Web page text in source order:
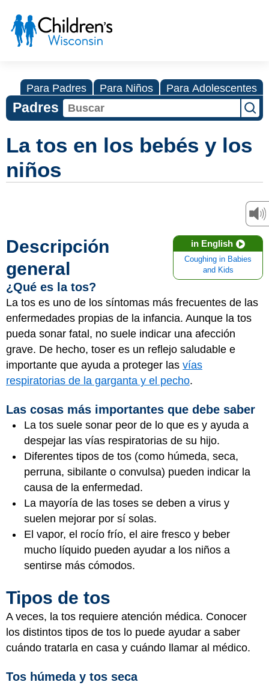
Para Padres Para Niños Para Adolescentes
Padres
La tos en los bebés y los
niños
in English
Coughing in Babies
and Kids
Descripción
general
¿Qué es la tos?
La tos es uno de los síntomas más frecuentes de las
enfermedades propias de la infancia. Aunque la tos
pueda sonar fatal, no suele indicar una afección
grave. De hecho, toser es un reflejo saludable e
importante que ayuda a proteger las vías
respiratorias de la garganta y el pecho.
Las cosas más importantes que debe saber
La tos suele sonar peor de lo que es y ayuda a
despejar las vías respiratorias de su hijo.
Diferentes tipos de tos (como húmeda, seca,
perruna, sibilante o convulsa) pueden indicar la
causa de la enfermedad.
La mayoría de las toses se deben a virus y
suelen mejorar por sí solas.
El vapor, el rocío frío, el aire fresco y beber
mucho líquido pueden ayudar a los niños a
sentirse más cómodos.
Tipos de tos
A veces, la tos requiere atención médica. Conocer
los distintos tipos de tos lo puede ayudar a saber
cuándo tratarla en casa y cuándo llamar al médico.
Tos húmeda y tos seca